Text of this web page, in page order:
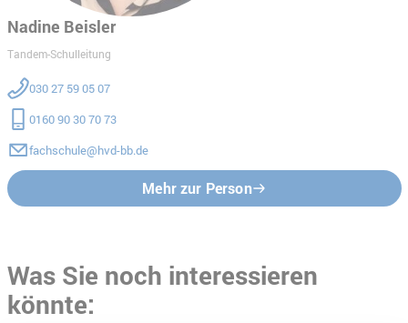
Nadine Beisler
Tandem-Schulleitung
030 27 59 05 07
0160 90 30 70 73
fachschule@hvd-bb.de
Mehr zur Person
Was Sie noch interessieren
könnte: